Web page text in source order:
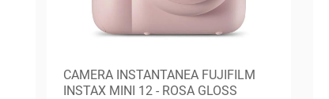
CAMERA INSTANTANEA FUJIFILM
INSTAX MINI 12 - ROSA GLOSS